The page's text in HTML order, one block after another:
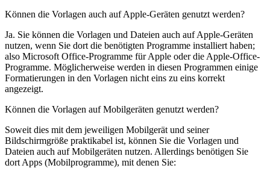
Können die Vorlagen auch auf Apple-Geräten genutzt werden?
Ja. Sie können die Vorlagen und Dateien auch auf Apple-Geräten
nutzen, wenn Sie dort die benötigten Programme installiert haben;
also Microsoft Office-Programme für Apple oder die Apple-Office-
Programme. Möglicherweise werden in diesen Programmen einige
Formatierungen in den Vorlagen nicht eins zu eins korrekt
angezeigt.
Können die Vorlagen auf Mobilgeräten genutzt werden?
Soweit dies mit dem jeweiligen Mobilgerät und seiner
Bildschirmgröße praktikabel ist, können Sie die Vorlagen und
Dateien auch auf Mobilgeräten nutzen. Allerdings benötigen Sie
dort Apps (Mobilprogramme), mit denen Sie: